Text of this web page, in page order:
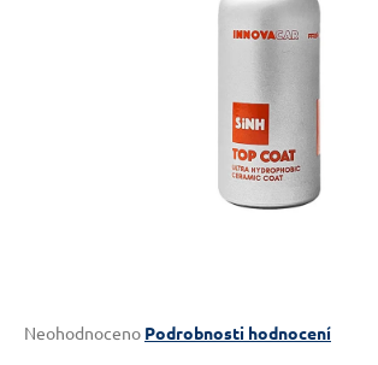
Průměrné
Neohodnoceno Podrobnosti hodnocení